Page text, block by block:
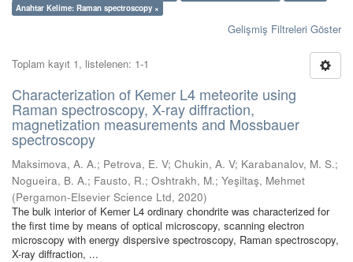
Anahtar Kelime: Raman spectroscopy ×
Gelişmiş Filtreleri Göster
Toplam kayıt 1, listelenen: 1-1
Characterization of Kemer L4 meteorite using
Raman spectroscopy, X-ray diffraction,
magnetization measurements and Mossbauer
spectroscopy
Maksimova, A. A.; Petrova, E. V; Chukin, A. V; Karabanalov, M. S.;
Nogueira, B. A.; Fausto, R.; Oshtrakh, M.; Yeşiltaş, Mehmet
(Pergamon-Elsevier Science Ltd, 2020)
The bulk interior of Kemer L4 ordinary chondrite was characterized for
the first time by means of optical microscopy, scanning electron
microscopy with energy dispersive spectroscopy, Raman spectroscopy,
X-ray diffraction, ...